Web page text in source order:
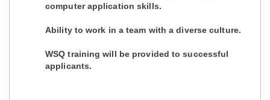
computer application skills.
Ability to work in a team with a diverse culture.
WSQ training will be provided to successful
applicants.